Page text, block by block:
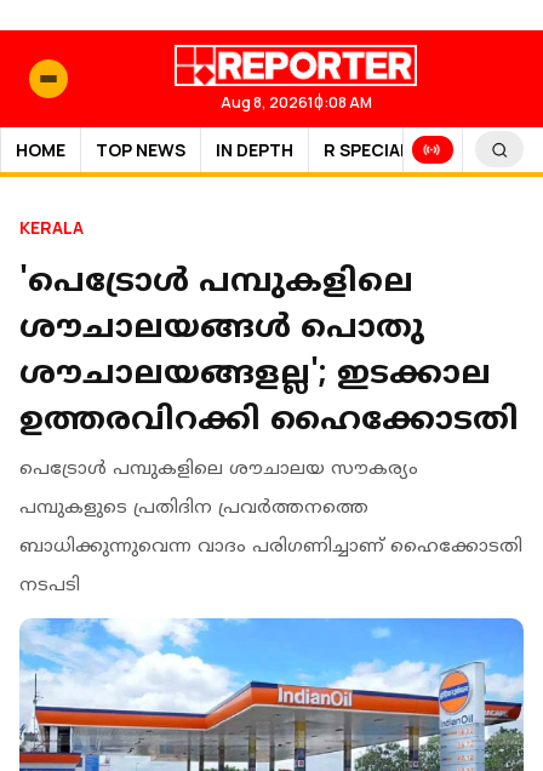
Aug 8, 202610:08 AM
HOME TOP NEWS IN DEPTH R SPECIAL SPORTS
KERALA
'പെട്രോൾ പമ്പുകളിലെ
ശൗചാലയങ്ങള്‍ പൊതു
ശൗചാലയങ്ങളല്ല'; ഇടക്കാല
ഉത്തരവിറക്കി ഹൈക്കോടതി
പെട്രോള്‍ പമ്പുകളിലെ ശൗചാലയ സൗകര്യം
പമ്പുകളുടെ പ്രതിദിന പ്രവര്‍ത്തനത്തെ
ബാധിക്കുന്നുവെന്ന വാദം പരിഗണിച്ചാണ് ഹൈക്കോടതി
നടപടി